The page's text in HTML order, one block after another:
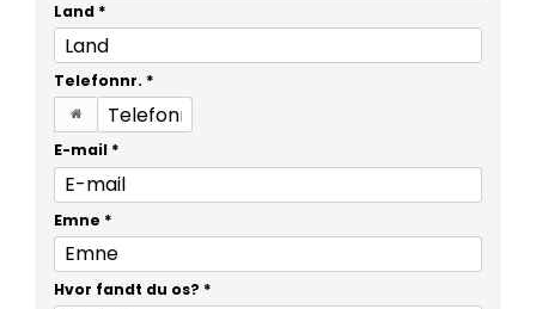
Land *
Telefonnr. *
E-mail *
Emne *
Hvor fandt du os? *